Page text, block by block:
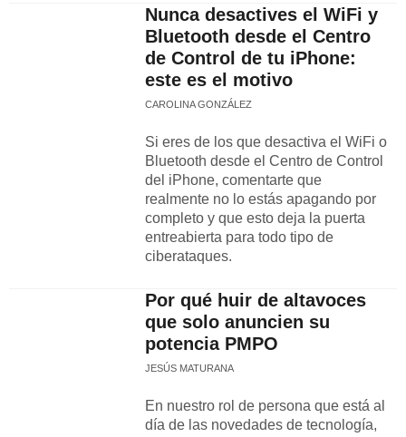
Nunca desactives el WiFi y
Bluetooth desde el Centro
de Control de tu iPhone:
este es el motivo
CAROLINA GONZÁLEZ
Si eres de los que desactiva el WiFi o
Bluetooth desde el Centro de Control
del iPhone, comentarte que
realmente no lo estás apagando por
completo y que esto deja la puerta
entreabierta para todo tipo de
ciberataques.
Por qué huir de altavoces
que solo anuncien su
potencia PMPO
JESÚS MATURANA
En nuestro rol de persona que está al
día de las novedades de tecnología,